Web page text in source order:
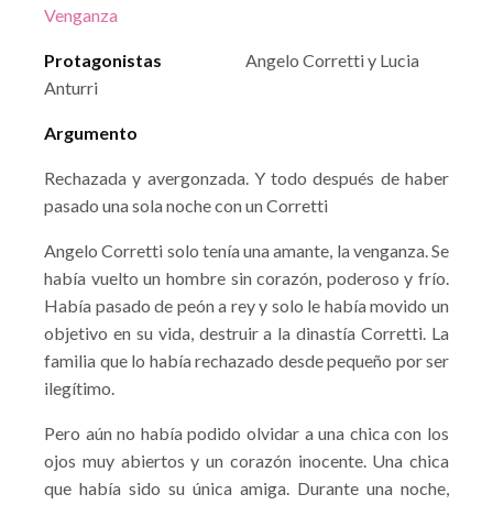
Venganza
Protagonistas
Angelo Corretti y Lucia
Anturri
Argumento
Rechazada y avergonzada. Y todo después de haber
pasado una sola noche con un Corretti
Angelo Corretti solo tenía una amante, la venganza. Se
había vuelto un hombre sin corazón, poderoso y frío.
Había pasado de peón a rey y solo le había movido un
objetivo en su vida, destruir a la dinastía Corretti. La
familia que lo había rechazado desde pequeño por ser
ilegítimo.
Pero aún no había podido olvidar a una chica con los
ojos muy abiertos y un corazón inocente. Una chica
que había sido su única amiga. Durante una noche,